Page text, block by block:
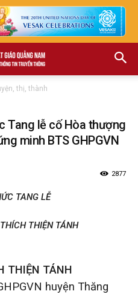
thị, thành
Tang lễ cố Hòa thượng
minh BTS GHPGVN
2877
TANG LỄ
THIỆN TÁNH
THIỆN TÁNH
huyện Thăng